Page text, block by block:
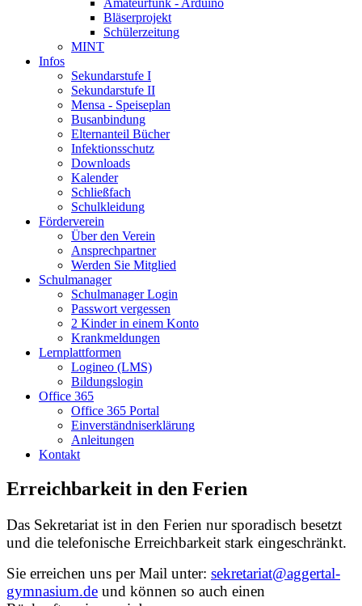
Amateurfunk - Arduino
Bläserprojekt
Schülerzeitung
MINT
Infos
Sekundarstufe I
Sekundarstufe II
Mensa - Speiseplan
Busanbindung
Elternanteil Bücher
Infektionsschutz
Downloads
Kalender
Schließfach
Schulkleidung
Förderverein
Über den Verein
Ansprechpartner
Werden Sie Mitglied
Schulmanager
Schulmanager Login
Passwort vergessen
2 Kinder in einem Konto
Krankmeldungen
Lernplattformen
Logineo (LMS)
Bildungslogin
Office 365
Office 365 Portal
Einverständniserklärung
Anleitungen
Kontakt
Erreichbarkeit in den Ferien
Das Sekretariat ist in den Ferien nur sporadisch besetzt
und die telefonische Erreichbarkeit stark eingeschränkt.
Sie erreichen uns per Mail unter: sekretariat@aggertal-
gymnasium.de und können so auch einen